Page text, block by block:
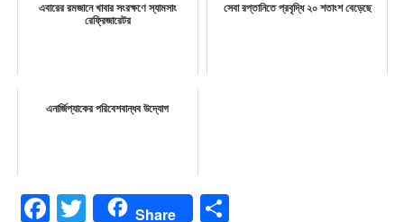
এবারের রমজানে খাবার সংরক্ষণে স্যামসাং
রেফ্রিজারেটর
সেবা রপ্তানিতে প্রবৃদ্ধি ২০ শতাংশ বেড়েছে
এনার্জিপ্যাকের পরিবেশবান্ধব উদ্যোগ
Facebook
Twitter Share